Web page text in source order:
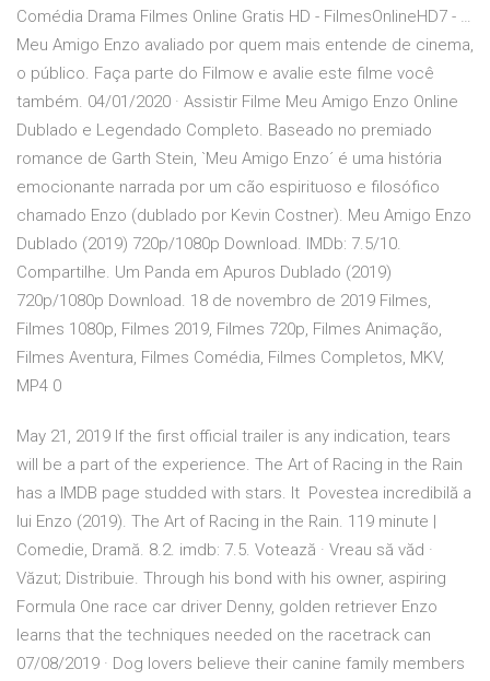
Comédia Drama Filmes Online Gratis HD - FilmesOnlineHD7 - …
Meu Amigo Enzo avaliado por quem mais entende de cinema,
o público. Faça parte do Filmow e avalie este filme você
também. 04/01/2020 · Assistir Filme Meu Amigo Enzo Online
Dublado e Legendado Completo. Baseado no premiado
romance de Garth Stein, `Meu Amigo Enzo´ é uma história
emocionante narrada por um cão espirituoso e filosófico
chamado Enzo (dublado por Kevin Costner). Meu Amigo Enzo
Dublado (2019) 720p/1080p Download. IMDb: 7.5/10.
Compartilhe. Um Panda em Apuros Dublado (2019)
720p/1080p Download. 18 de novembro de 2019 Filmes,
Filmes 1080p, Filmes 2019, Filmes 720p, Filmes Animação,
Filmes Aventura, Filmes Comédia, Filmes Completos, MKV,
MP4 0
May 21, 2019 If the first official trailer is any indication, tears
will be a part of the experience. The Art of Racing in the Rain
has a IMDB page studded with stars. It Povestea incredibilă a
lui Enzo (2019). The Art of Racing in the Rain. 119 minute |
Comedie, Dramă. 8.2. imdb: 7.5. Votează · Vreau să văd ·
Văzut; Distribuie. Through his bond with his owner, aspiring
Formula One race car driver Denny, golden retriever Enzo
learns that the techniques needed on the racetrack can
07/08/2019 · Dog lovers believe their canine family members